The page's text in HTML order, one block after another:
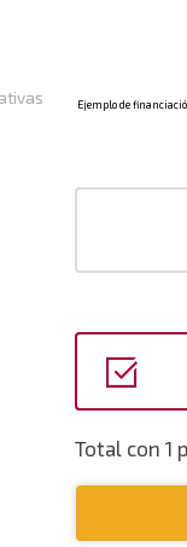
Total con 1